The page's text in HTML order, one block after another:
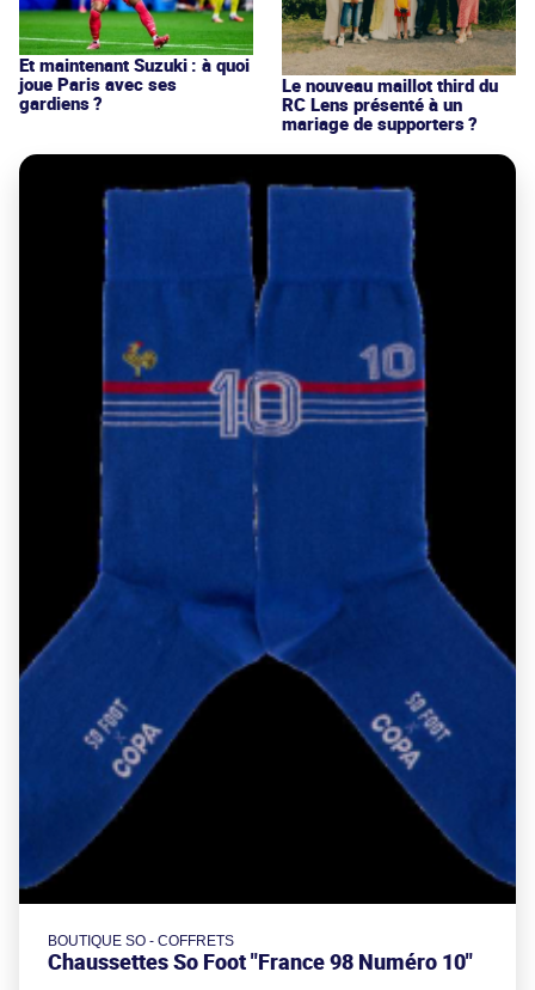
Et maintenant Suzuki : à quoi
joue Paris avec ses
gardiens ?
Le nouveau maillot third du
RC Lens présenté à un
mariage de supporters ?
BOUTIQUE SO - COFFRETS
Chaussettes So Foot "France 98 Numéro 10"